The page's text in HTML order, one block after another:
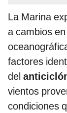
La Marina
a cambios
factores
del
vientos
condiciones